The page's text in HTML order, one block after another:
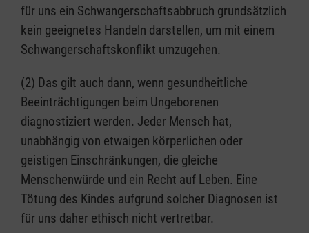
für uns ein Schwangerschaftsabbruch grundsätzlich
kein geeignetes Handeln darstellen, um mit einem
Schwangerschaftskonflikt umzugehen.
(2) Das gilt auch dann, wenn gesundheitliche
Beeinträchtigungen beim Ungeborenen
diagnostiziert werden. Jeder Mensch hat,
unabhängig von etwaigen körperlichen oder
geistigen Einschränkungen, die gleiche
Menschenwürde und ein Recht auf Leben. Eine
Tötung des Kindes aufgrund solcher Diagnosen ist
für uns daher ethisch nicht vertretbar.